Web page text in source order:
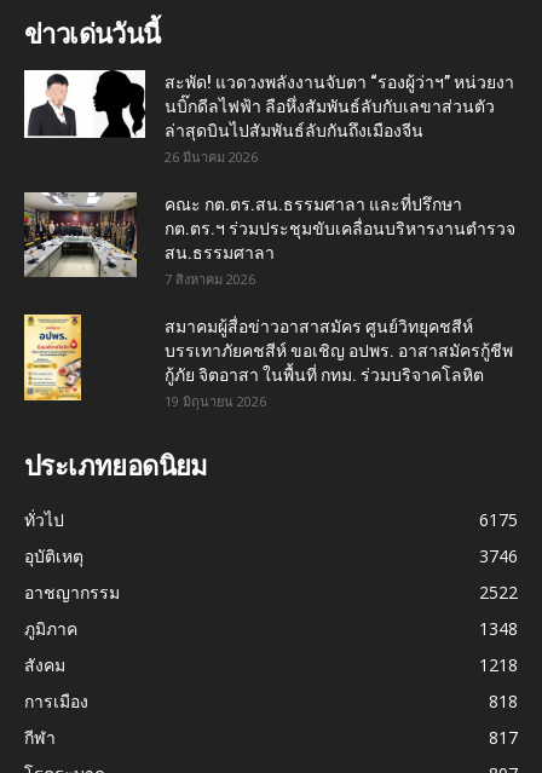
ข่าวเด่นวันนี้
สะพัด! แวดวงพลังงานจับตา “รองผู้ว่าฯ” หน่วยงา
นบิ๊กดีลไฟฟ้า ลือหึ่งสัมพันธ์ลับกับเลขาส่วนตัว
ล่าสุดบินไปสัมพันธ์ลับกันถึงเมืองจีน
26 มีนาคม 2026
คณะ กต.ตร.สน.ธรรมศาลา และที่ปรึกษา
กต.ตร.ฯ ร่วมประชุมขับเคลื่อนบริหารงานตำรวจ
สน.ธรรมศาลา
7 สิงหาคม 2026
สมาคมผู้สื่อข่าวอาสาสมัคร ศูนย์วิทยุคชสีห์
บรรเทาภัยคชสีห์ ขอเชิญ อปพร. อาสาสมัครกู้ชีพ
กู้ภัย จิตอาสา ในพื้นที่ กทม. ร่วมบริจาคโลหิต
19 มิถุนายน 2026
ประเภทยอดนิยม
ทั่วไป
6175
อุบัติเหตุ
3746
อาชญากรรม
2522
ภูมิภาค
1348
สังคม
1218
การเมือง
818
กีฬา
817